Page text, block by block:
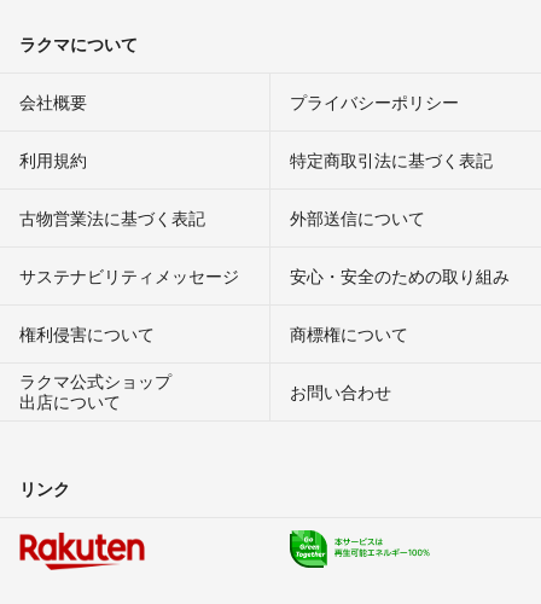
ラクマについて
会社概要 プライバシーポリシー
利用規約 特定商取引法に基づく表記
古物営業法に基づく表記 外部送信について
サステナビリティメッセージ 安心・安全のための取り組み
権利侵害について
商標権について
ラクマ公式ショップ
出店について
お問い合わせ
リンク